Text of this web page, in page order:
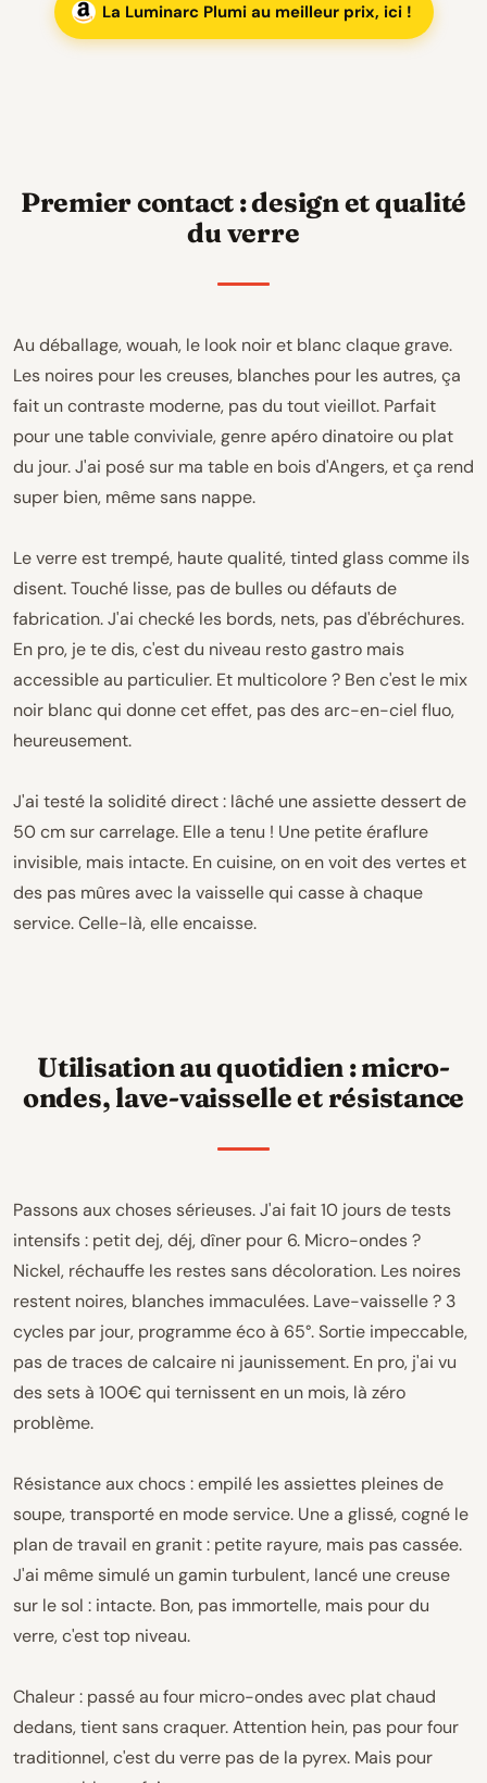
La Luminarc Plumi au meilleur prix, ici !
Premier contact : design et qualité
du verre
Au déballage, wouah, le look noir et blanc claque grave.
Les noires pour les creuses, blanches pour les autres, ça
fait un contraste moderne, pas du tout vieillot. Parfait
pour une table conviviale, genre apéro dinatoire ou plat
du jour. J'ai posé sur ma table en bois d'Angers, et ça rend
super bien, même sans nappe.
Le verre est trempé, haute qualité, tinted glass comme ils
disent. Touché lisse, pas de bulles ou défauts de
fabrication. J'ai checké les bords, nets, pas d'ébréchures.
En pro, je te dis, c'est du niveau resto gastro mais
accessible au particulier. Et multicolore ? Ben c'est le mix
noir blanc qui donne cet effet, pas des arc-en-ciel fluo,
heureusement.
J'ai testé la solidité direct : lâché une assiette dessert de
50 cm sur carrelage. Elle a tenu ! Une petite éraflure
invisible, mais intacte. En cuisine, on en voit des vertes et
des pas mûres avec la vaisselle qui casse à chaque
service. Celle-là, elle encaisse.
Utilisation au quotidien : micro-
ondes, lave-vaisselle et résistance
Passons aux choses sérieuses. J'ai fait 10 jours de tests
intensifs : petit dej, déj, dîner pour 6. Micro-ondes ?
Nickel, réchauffe les restes sans décoloration. Les noires
restent noires, blanches immaculées. Lave-vaisselle ? 3
cycles par jour, programme éco à 65°. Sortie impeccable,
pas de traces de calcaire ni jaunissement. En pro, j'ai vu
des sets à 100€ qui ternissent en un mois, là zéro
problème.
Résistance aux chocs : empilé les assiettes pleines de
soupe, transporté en mode service. Une a glissé, cogné le
plan de travail en granit : petite rayure, mais pas cassée.
J'ai même simulé un gamin turbulent, lancé une creuse
sur le sol : intacte. Bon, pas immortelle, mais pour du
verre, c'est top niveau.
Chaleur : passé au four micro-ondes avec plat chaud
dedans, tient sans craquer. Attention hein, pas pour four
traditionnel, c'est du verre pas de la pyrex. Mais pour